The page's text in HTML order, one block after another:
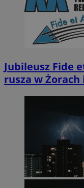
Jubileusz Fide
rusza w Żorach